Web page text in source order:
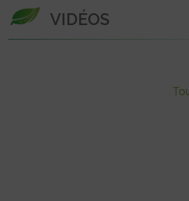
VIDÉOS